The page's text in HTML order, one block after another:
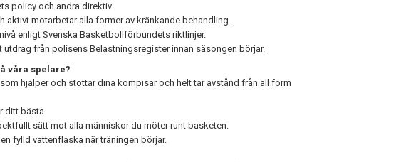
policy och andra direktiv.
aktivt motarbetar alla former av kränkande behandling.
enligt Svenska Basketbollförbundets riktlinjer.
utdrag från polisens Belastningsregister innan säsongen börjar.
våra spelare?
hjälper och stöttar dina kompisar och helt tar avstånd från all form
ditt bästa.
sätt mot alla människor du möter runt basketen.
fylld vattenflaska när träningen börjar.